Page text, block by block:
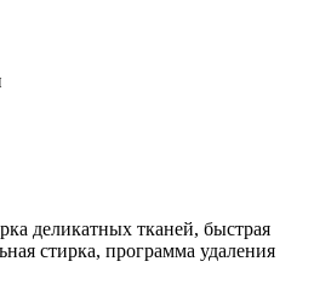
деликатных тканей, быстрая
стирка, программа удаления